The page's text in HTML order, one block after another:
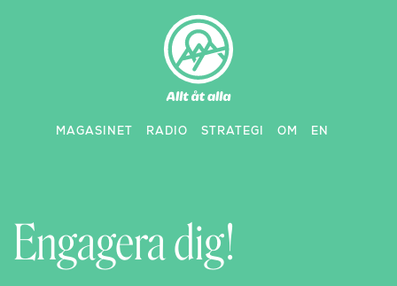
MAGASINET RADIO STRATEGI OM EN
Engagera dig!